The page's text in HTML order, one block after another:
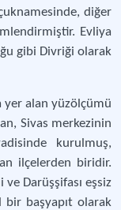
diğer
Evliya
gibi Divriği olarak
yer alan yüzölçümü
Sivas merkezinin
kurulmuş,
ilçelerden biridir.
Darüşşifası eşsiz
bir başyapıt olarak